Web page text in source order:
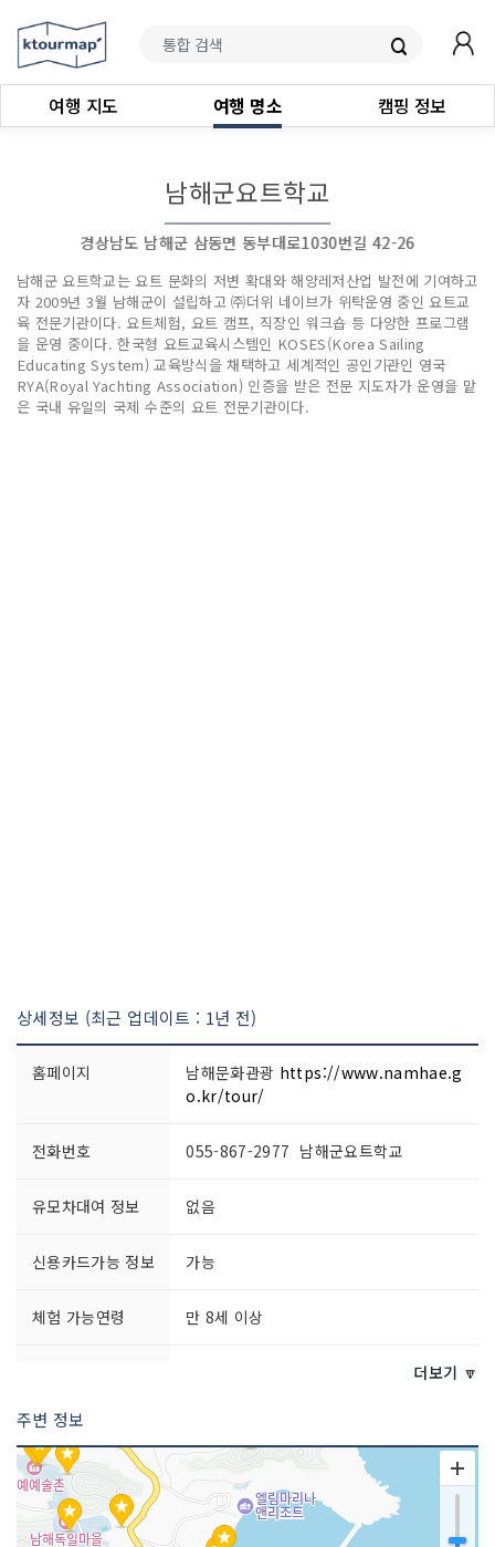
여행 지도 여행 명소 캠핑 정보
남해군요트학교
경상남도 남해군 삼동면 동부대로1030번길 42-26
남해군 요트학교는 요트 문화의 저변 확대와 해양레저산업 발전에 기여하고
자 2009년 3월 남해군이 설립하고 ㈜더위 네이브가 위탁운영 중인 요트교
육 전문기관이다. 요트체험, 요트 캠프, 직장인 워크숍 등 다양한 프로그램
을 운영 중이다. 한국형 요트교육시스템인 KOSES(Korea Sailing
Educating System) 교육방식을 채택하고 세계적인 공인기관인 영국
RYA(Royal Yachting Association) 인증을 받은 전문 지도자가 운영을 맡
은 국내 유일의 국제 수준의 요트 전문기관이다.
상세정보 (최근 업데이트 : 1년 전)
홈페이지 남해문화관광 https://www.namhae.g
o.kr/tour/
전화번호 055-867-2977 남해군요트학교
유모차대여 정보 없음
신용카드가능 정보 가능
체험 가능연령 만 8세 이상
주차시설
요금 (무료)
예약안내 055-867-2977
더보기 🔽
주변 정보